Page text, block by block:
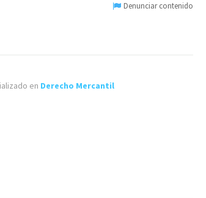
Denunciar contenido
en Derecho Mercantil